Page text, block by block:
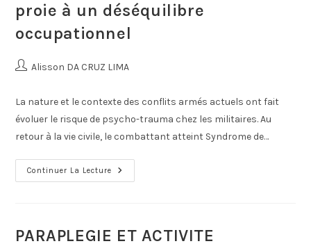
proie à un déséquilibre
occupationnel
Alisson DA CRUZ LIMA
La nature et le contexte des conflits armés actuels ont fait
évoluer le risque de psycho-trauma chez les militaires. Au
retour à la vie civile, le combattant atteint Syndrome de…
Continuer La Lecture
PARAPLEGIE ET ACTIVITE